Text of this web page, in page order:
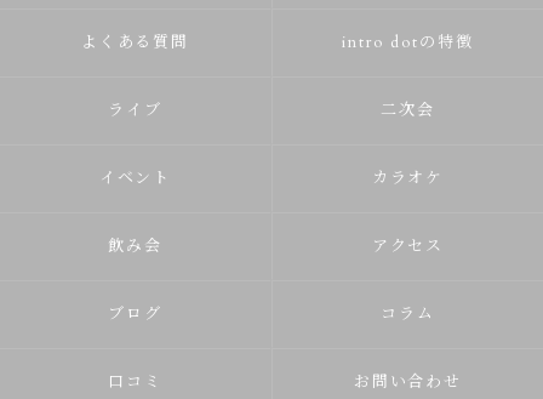
よくある質問 intro dotの特徴
ライブ 二次会
イベント カラオケ
飲み会 アクセス
ブログ コラム
口コミ お問い合わせ